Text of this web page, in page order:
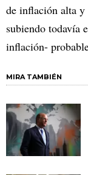
de inflación alta y
subiendo todavía
inflación-
MIRA TAMBIÉN